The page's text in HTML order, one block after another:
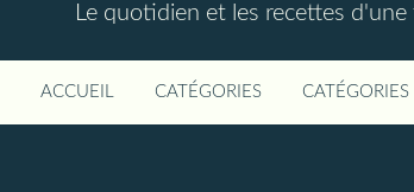
Le quotidien et les recettes
ACCUEIL CATÉGORIES CATÉGORIES